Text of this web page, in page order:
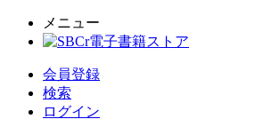
メニュー
会員登録
検索
ログイン